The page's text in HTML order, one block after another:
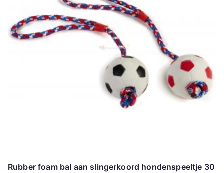
Rubber foam bal aan slingerkoord hondenspeeltje 30